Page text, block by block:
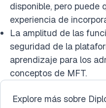
disponible, pero puede
experiencia de
La amplitud de las
seguridad de la
aprendizaje para los
conceptos de MFT.
Explore más sobre